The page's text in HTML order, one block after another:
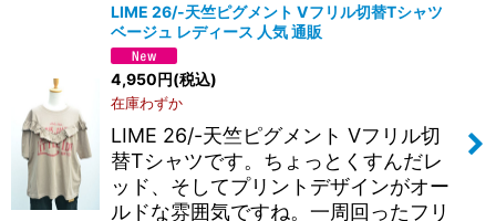
LIME 26/-天竺ピグメント Vフリル切替Tシャツ
ベージュ レディース 人気 通販
4,950円(税込)
在庫わずか
LIME 26/-天竺ピグメント Vフリル切
替Tシャツです。ちょっとくすんだレ
ッド、そしてプリントデザインがオー
ルドな雰囲気ですね。一周回ったフリ